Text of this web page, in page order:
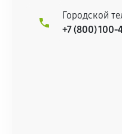
Городской
+7 (800) 100-